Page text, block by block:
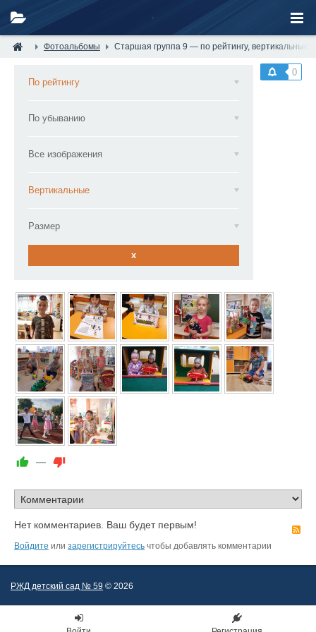
Фотоальбомы Старшая группа 9 — по рейтингу, вертикальные
0
По рейтингу
По убыванию
Все изображения
Вертикальные
Размер
x
—
Нет комментариев. Ваш будет первым!
Войдите или зарегистрируйтесь чтобы добавлять комментарии
РЖД детский сад № 59 © 2026